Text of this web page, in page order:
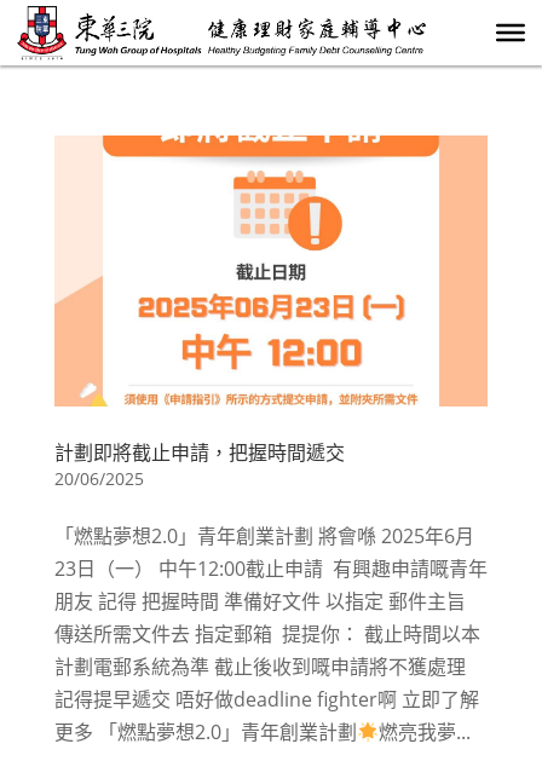
計劃即將截止申請，把握時間遞交
20/06/2025
「燃點夢想2.0」青年創業計劃 將會喺 2025年6月
23日（一） 中午12:00截止申請 ​ 有興趣申請嘅青年
朋友 記得 把握時間 準備好文件 以指定 郵件主旨
傳送所需文件去 指定郵箱 ​ 提提你： 截止時間以本
計劃電郵系統為準 截止後收到嘅申請將不獲處理
記得提早遞交 唔好做deadline fighter啊 立即了解
更多 「燃點夢想2.0」青年創業計劃
燃亮我夢...